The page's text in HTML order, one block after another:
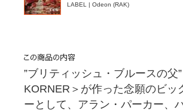
LABEL | Odeon (RAK)
”ブリティッシュ・ブルースの
KORNER＞が作った念願のビ
ーとして、アラン・パーカー、